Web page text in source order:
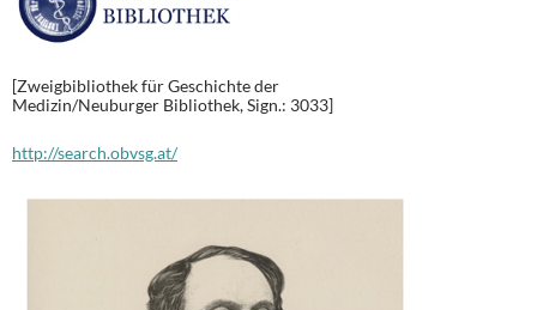
[Zweigbibliothek für Geschichte der
Medizin/Neuburger Bibliothek, Sign.: 3033]
http://search.obvsg.at/